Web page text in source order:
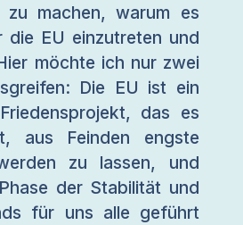
machen, warum es
EU einzutreten und
möchte ich nur zwei
Die EU ist ein
das es
aus Feinden engste
zu lassen, und
der Stabilität und
für uns alle geführt